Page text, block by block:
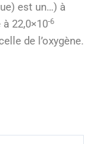
est un…) à
22,0×10-6
de l’oxygène.